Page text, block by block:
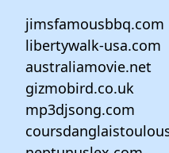
jimsfamousbbq.com
libertywalk-usa.com
australiamovie.net
gizmobird.co.uk
mp3djsong.com